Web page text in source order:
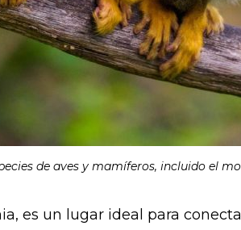
de aves y mamíferos, incluido el
es un lugar ideal para